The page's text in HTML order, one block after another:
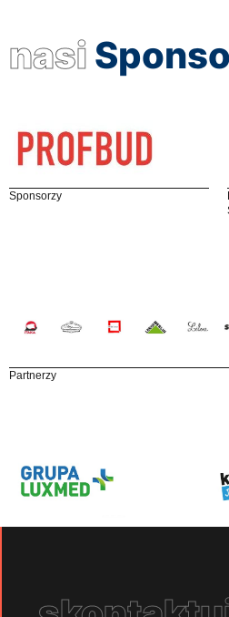
nasi
Sponsorzy
Partnerzy